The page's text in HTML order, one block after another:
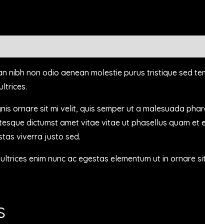
nibh non odio aenean molestie purus tristique sed
ornare sit mi velit, quis semper ut a malesuada
dictumst amet vitae vitae ut phasellus quam et
viverra justo sed.
enim nunc ac egestas elementum ut in ornare